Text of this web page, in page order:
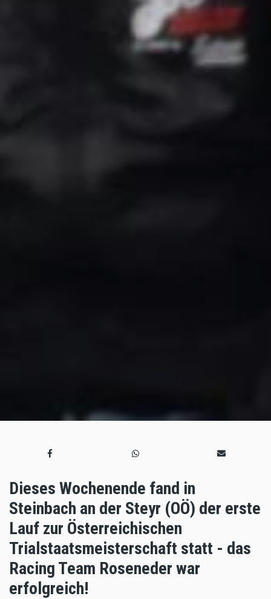
Dieses Wochenende fand in
Steinbach an der Steyr (OÖ) der erste
Lauf zur Österreichischen
Trialstaatsmeisterschaft statt - das
Racing Team Roseneder war
erfolgreich!